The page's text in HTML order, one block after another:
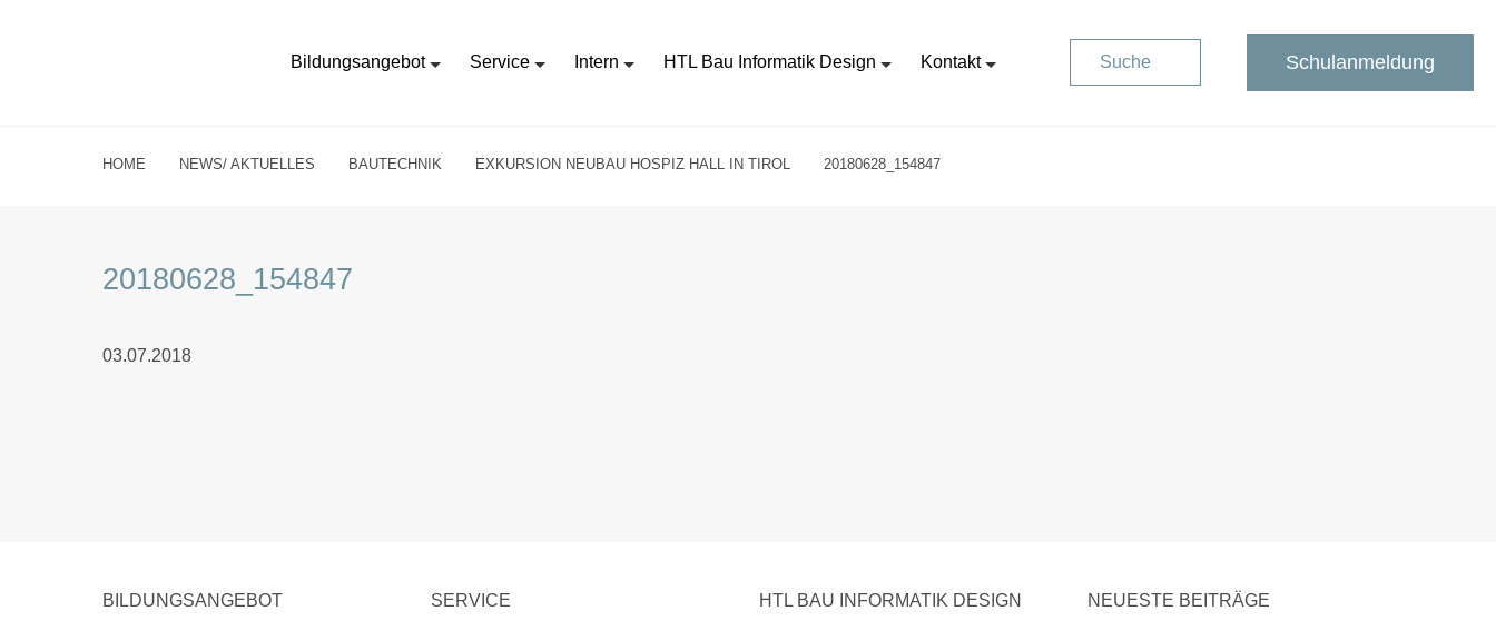
Bildungsangebot Service Intern HTL Bau Informatik Design Kontakt Suche Schulanmeldung
HOME NEWS/ AKTUELLES BAUTECHNIK EXKURSION NEUBAU HOSPIZ HALL IN TIROL 20180628_154847
20180628_154847
03.07.2018
BILDUNGSANGEBOT SERVICE HTL BAU INFORMATIK DESIGN NEUESTE BEITRÄGE